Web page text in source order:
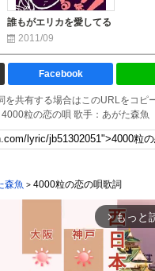
誰もがエリカを愛してる
2011/09
Facebook
を共有する場合はこのURLをコピ
4000粒の恋の唄 歌手：あがた森魚
森魚 4000粒の恋の唄歌詞
arrow_forward_ios もっと